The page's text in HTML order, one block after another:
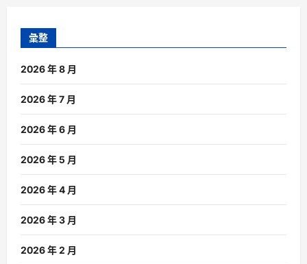
彙整
2026 年 8 月
2026 年 7 月
2026 年 6 月
2026 年 5 月
2026 年 4 月
2026 年 3 月
2026 年 2 月